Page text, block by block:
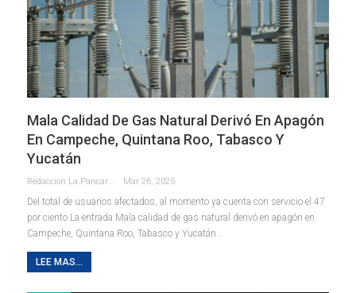
Mala Calidad De Gas Natural Derivó En Apagón
En Campeche, Quintana Roo, Tabasco Y
Yucatán
Redaccion La Pancarta De Quintana Roo Mar 26, 2025
Del total de usuarios afectados, al momento ya cuenta con servicio el 47
por ciento La entrada Mala calidad de gas natural derivó en apagón en
Campeche, Quintana Roo, Tabasco y Yucatán…
LEE MAS...